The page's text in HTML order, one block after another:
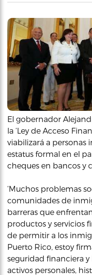
El gobernador
la ‘Ley de Acceso
viabilizará a
estatus formal en el
cheques en bancos y
‘Muchos problemas
comunidades de
barreras que
productos y servicios
de permitir a los
Puerto Rico, estoy
seguridad financiera
activos personales,